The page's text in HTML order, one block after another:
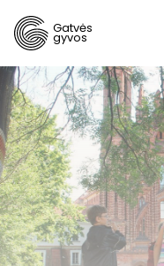
Gatvės
gyvos